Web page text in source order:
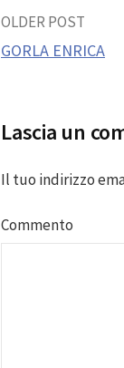
Post
OLDER POST
GORLA ENRICA
Lascia un
Il tuo indirizzo
Commento